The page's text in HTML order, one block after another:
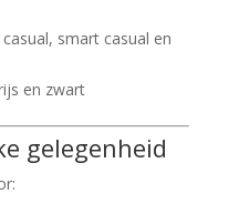
smart casual en
en zwart
gelegenheid